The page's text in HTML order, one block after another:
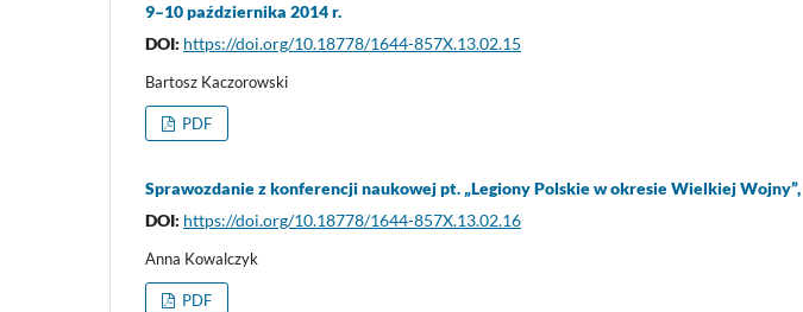
9–10 października 2014 r.
DOI: https://doi.org/10.18778/1644-857X.13.02.15
Bartosz Kaczorowski
PDF
Sprawozdanie z konferencji naukowej pt. „Legiony Polskie w okresie Wielkiej
DOI: https://doi.org/10.18778/1644-857X.13.02.16
Anna Kowalczyk
PDF